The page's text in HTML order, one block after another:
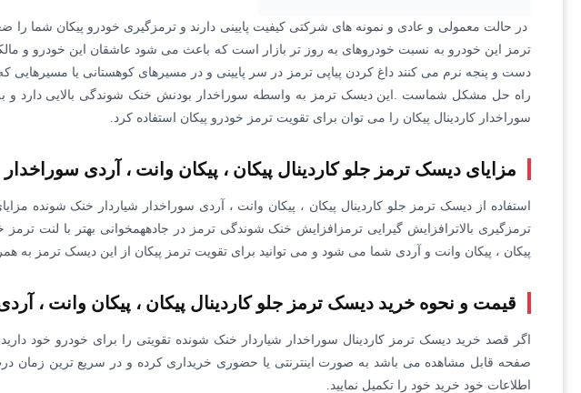
دست و پنجه نرم می کنند داغ کردن پیاپی ترمز در سر پایینی و در مسیرهای کوهستانی یا مسیرهایی
راه حل مشکل شماست .این دیسک ترمز به واسطه سوراخدار بودنش خنک شوندگی بالایی دارد و
سوراخدار کاردینال پیکان را می توان برای تقویت ترمز خودرو پیکان استفاده کرد.
مزایای دیسک ترمز جلو کاردینال پیکان ، پیکان وانت ، آردی
استفاده از دیسک ترمز جلو کاردینال پیکان ، پیکان وانت ، آردی سوراخدار شیاردار خنک شونده
ترمزگیری بالاترافزایش گیرایی ترمزافزایش خنک شوندگی ترمز در جادههمخوانی بهتر با لنت
پیکان ، پیکان وانت و آردی شما می شود و می توانید برای تقویت ترمز پیکان از این دیسک ترمز به
قیمت و نحوه خرید دیسک ترمز جلو کاردینال پیکان ، پیکان وانت ،
اگر قصد خرید دیسک ترمز کاردینال سوراخدار شیاردار خنک شونده تقویتی را برای خودرو خود
صفحه قابل مشاهده می باشد به صورت اینترنتی یا حضوری خریداری کرده و در سریع ترین زمان
اطلاعات خود خرید خود را تکمیل نمایید.